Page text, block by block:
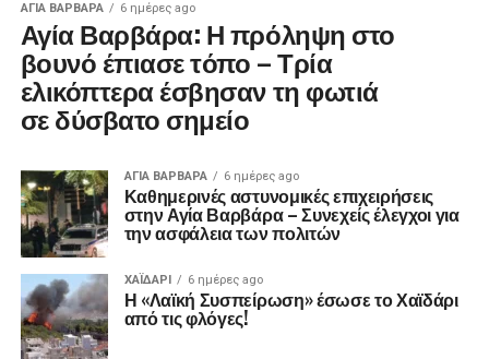
ΑΓΙΑ ΒΑΡΒΑΡΑ 6 ημέρες ago
Αγία Βαρβάρα: Η πρόληψη στο
βουνό έπιασε τόπο – Τρία
ελικόπτερα έσβησαν τη φωτιά
σε δύσβατο σημείο
ΑΓΙΑ ΒΑΡΒΑΡΑ 6 ημέρες ago
Καθημερινές αστυνομικές επιχειρήσεις
στην Αγία Βαρβάρα – Συνεχείς έλεγχοι για
την ασφάλεια των πολιτών
ΧΑΪΔΑΡΙ 6 ημέρες ago
Η «Λαϊκή Συσπείρωση» έσωσε το Χαϊδάρι
από τις φλόγες!